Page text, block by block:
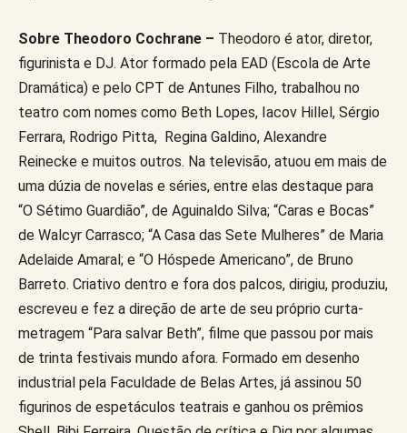
Sobre Theodoro Cochrane – Theodoro é ator, diretor,
figurinista e DJ. Ator formado pela EAD (Escola de Arte
Dramática) e pelo CPT de Antunes Filho, trabalhou no
teatro com nomes como Beth Lopes, Iacov Hillel, Sérgio
Ferrara, Rodrigo Pitta, Regina Galdino, Alexandre
Reinecke e muitos outros. Na televisão, atuou em mais de
uma dúzia de novelas e séries, entre elas destaque para
“O Sétimo Guardião”, de Aguinaldo Silva; “Caras e Bocas”
de Walcyr Carrasco; “A Casa das Sete Mulheres” de Maria
Adelaide Amaral; e “O Hóspede Americano”, de Bruno
Barreto. Criativo dentro e fora dos palcos, dirigiu, produziu,
escreveu e fez a direção de arte de seu próprio curta-
metragem “Para salvar Beth”, filme que passou por mais
de trinta festivais mundo afora. Formado em desenho
industrial pela Faculdade de Belas Artes, já assinou 50
figurinos de espetáculos teatrais e ganhou os prêmios